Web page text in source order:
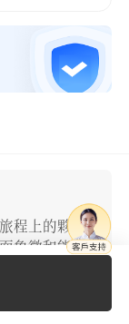
程上的夥
象徵和能量
決愛情、友
單個問題詳